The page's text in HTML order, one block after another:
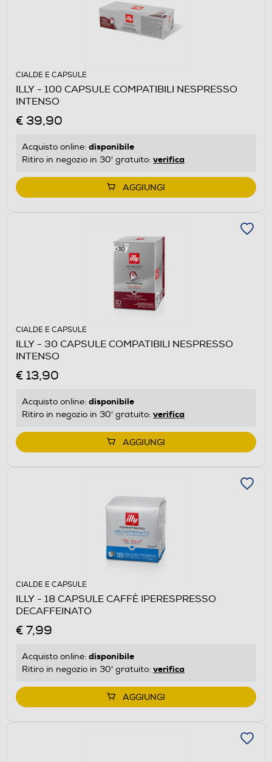
CIALDE E CAPSULE
ILLY - 100 CAPSULE COMPATIBILI NESPRESSO
INTENSO
€ 39,90
Acquisto online: disponibile
Ritiro in negozio in 30' gratuito: verifica
AGGIUNGI
CIALDE E CAPSULE
ILLY - 30 CAPSULE COMPATIBILI NESPRESSO
INTENSO
€ 13,90
Acquisto online: disponibile
Ritiro in negozio in 30' gratuito: verifica
AGGIUNGI
CIALDE E CAPSULE
ILLY - 18 CAPSULE CAFFÈ IPERESPRESSO
DECAFFEINATO
€ 7,99
Acquisto online: disponibile
Ritiro in negozio in 30' gratuito: verifica
AGGIUNGI